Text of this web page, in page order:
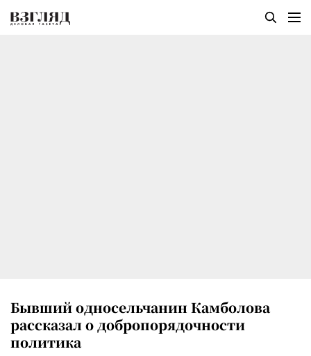
Бывший односельчанин Камболова
рассказал о добропорядочности
политика